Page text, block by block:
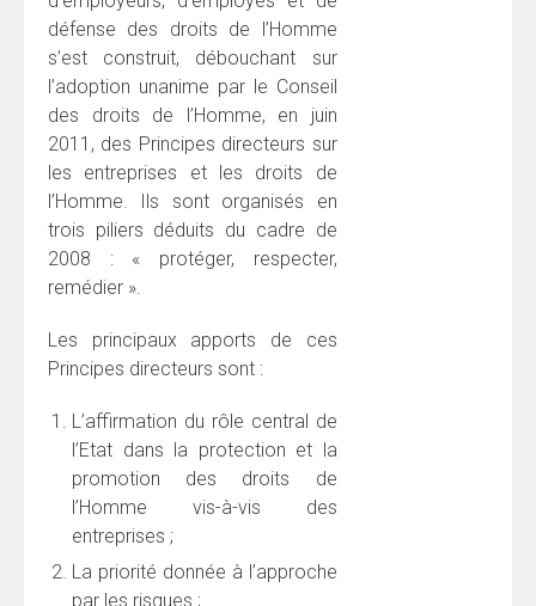
défense des droits de l’Homme
s’est construit, débouchant sur
l’adoption unanime par le Conseil
des droits de l’Homme, en juin
2011, des Principes directeurs sur
les entreprises et les droits de
l’Homme. Ils sont organisés en
trois piliers déduits du cadre de
2008 : « protéger, respecter,
remédier ».
Les principaux apports de ces
Principes directeurs sont :
L’affirmation du rôle central de
l’Etat dans la protection et la
promotion des droits de
l’Homme vis-à-vis des
entreprises ;
La priorité donnée à l’approche
par les risques ;